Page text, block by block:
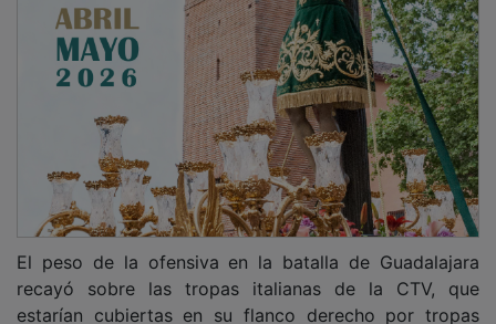
El peso de la ofensiva en la batalla de Guadalajara
recayó sobre las tropas italianas de la CTV, que
estarían cubiertas en su flanco derecho por tropas
españolas de la 22 División de Soria. El planteamiento